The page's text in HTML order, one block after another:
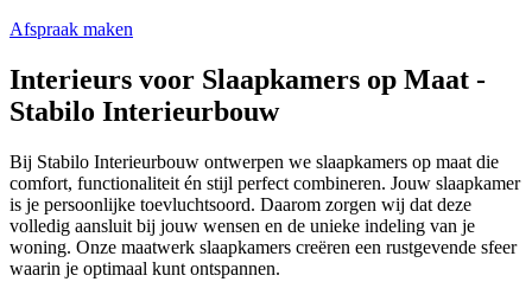
Afspraak maken
Interieurs voor Slaapkamers op Maat -
Stabilo Interieurbouw
Bij Stabilo Interieurbouw ontwerpen we slaapkamers op maat die
comfort, functionaliteit én stijl perfect combineren. Jouw slaapkamer
is je persoonlijke toevluchtsoord. Daarom zorgen wij dat deze
volledig aansluit bij jouw wensen en de unieke indeling van je
woning. Onze maatwerk slaapkamers creëren een rustgevende sfeer
waarin je optimaal kunt ontspannen.